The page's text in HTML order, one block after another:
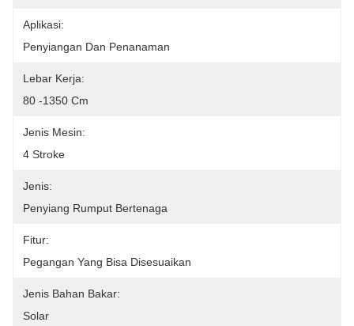
Aplikasi:
Penyiangan Dan Penanaman
Lebar Kerja:
80 -1350 Cm
Jenis Mesin:
4 Stroke
Jenis:
Penyiang Rumput Bertenaga
Fitur:
Pegangan Yang Bisa Disesuaikan
Jenis Bahan Bakar:
Solar